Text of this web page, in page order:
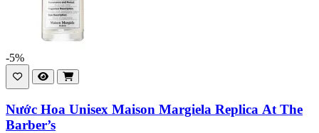
-5%
Nước Hoa Unisex Maison Margiela Replica At The
Barber’s